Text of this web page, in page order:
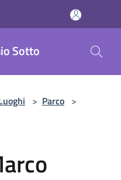
Sotto
> Parco >